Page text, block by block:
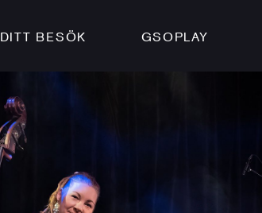
DITT BESÖK GSOPLAY